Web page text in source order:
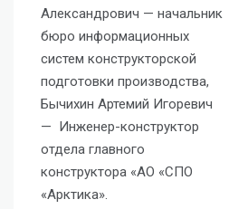
Александрович — начальник
бюро информационных
систем конструкторской
подготовки производства,
Бычихин Артемий Игоревич
— Инженер-конструктор
отдела главного
конструктора «АО «СПО
«Арктика».